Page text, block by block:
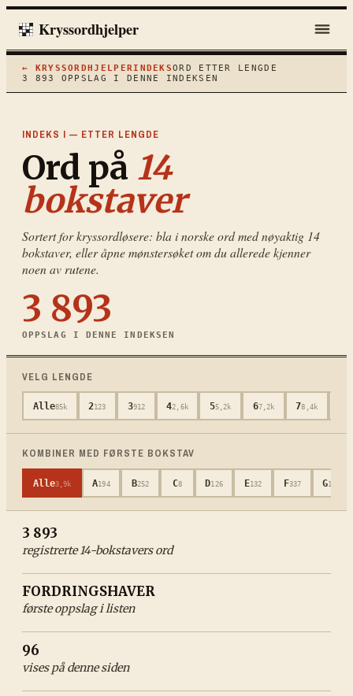
Kryssordhjelper
← KRYSSORDHJELPERINDEKSORD ETTER LENGDE
3 893
OPPSLAG I DENNE INDEKSEN
INDEKS I — ETTER LENGDE
Ord på 14
bokstaver
Sortert for kryssordløsere: bla i norske ord med nøyaktig 14
bokstaver, eller åpne mønstersøket om du allerede kjenner
noen av rutene.
3 893
OPPSLAG I DENNE INDEKSEN
VELG LENGDE
Alle85k 2123 3912 42,6k 55,2k 67,2k 78,4k
KOMBINER MED FØRSTE BOKSTAV
Alle3,9k A194 B252 C8 D126 E132 F337 G126
3 893
registrerte14-bokstavers ord
FORDRINGSHAVER
første oppslag i listen
96
vises på denne siden